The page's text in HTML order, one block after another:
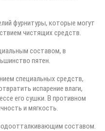
фурнитуры, которые могут
чистящих средств.
составом, в
пятен.
специальных средств,
испарение влаги,
его сушки. В противном
и мягкость.
составом.